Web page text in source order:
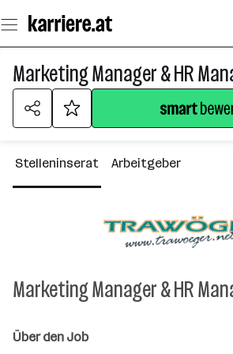
Seiteninhalt
springen
Stelleninserat Arbeitgeber
Marketing Manager & HR
Über den Job